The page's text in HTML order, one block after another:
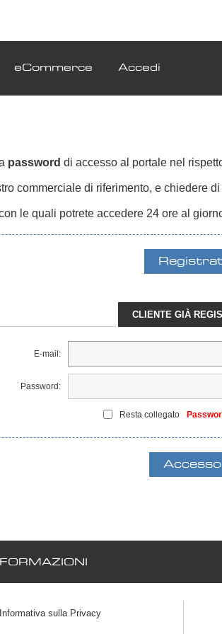
eCommerce Accedi
password di accesso al portale nel
commerciale di riferimento, e chiedere
le quali potrete accedere 24 ore al
CLIENTE GIÀ
E-mail:
Password:
Resta collegato
Informativa sulla Privacy